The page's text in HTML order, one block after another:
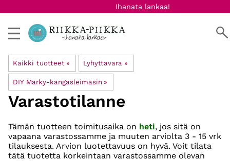
Ihanata lankaa!
Kaikki tuotteet ‪» Lyhyttavara ‪»
DIY Marky-kangasleimasin ‪»
Varastotilanne
Tämän tuotteen toimitusaika on heti, jos sitä on
vapaana varastossamme ja muuten arviolta 3 - 15 vrk
tilauksesta. Arvion luotettavuus on hyvä. Voit tilata
tätä tuotetta korkeintaan varastossamme olevan